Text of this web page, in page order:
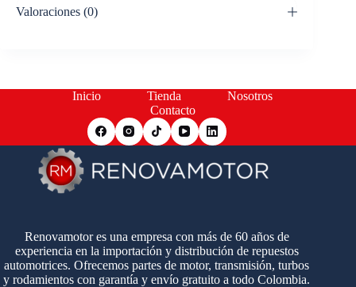
Valoraciones (0)
Inicio Tienda
Nosotros
Contacto
Renovamotor es una empresa con más de 60 años de
experiencia en la importación y distribución de repuestos
automotrices. Ofrecemos partes de motor, transmisión, turbos
y rodamientos con garantía y envío gratuito a todo Colombia.